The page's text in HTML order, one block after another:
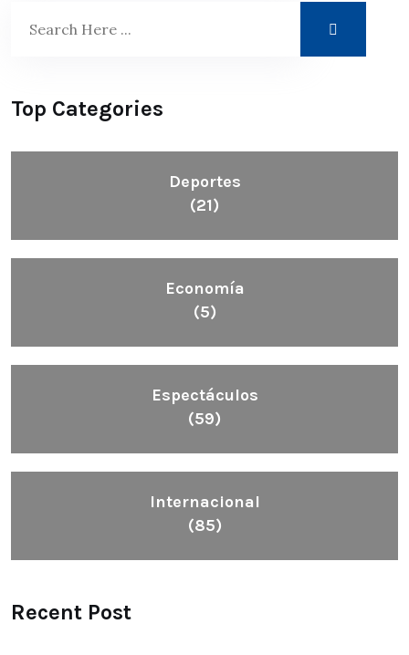
Top Categories
Deportes
(21)
Economía
(5)
Espectáculos
(59)
Internacional
(85)
Recent Post